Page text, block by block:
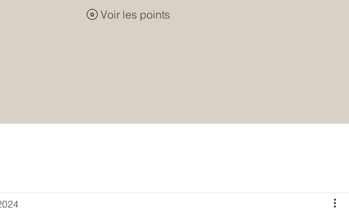
Voir les points